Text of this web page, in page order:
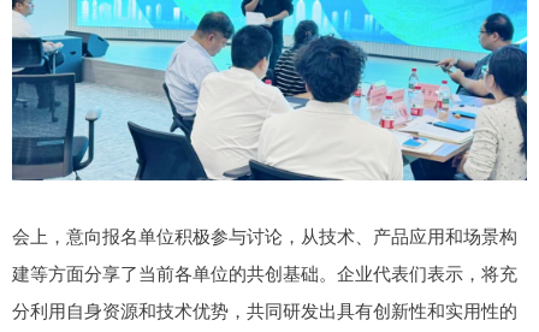
会上，意向报名单位积极参与讨论，从技术、产品应用和场景构
建等方面分享了当前各单位的共创基础。企业代表们表示，将充
分利用自身资源和技术优势，共同研发出具有创新性和实用性的